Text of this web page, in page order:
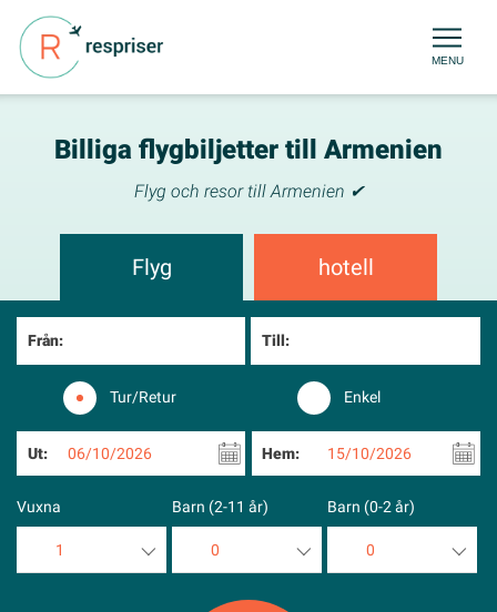
MENU
Billiga flygbiljetter till Armenien
Flyg och resor till Armenien ✔
Flyg hotell
Från: Till:
Tur/Retur Enkel
Ut: 06/10/2026 Hem: 15/10/2026
Vuxna
1
Barn (2-11 år)
0
Barn (0-2 år)
0